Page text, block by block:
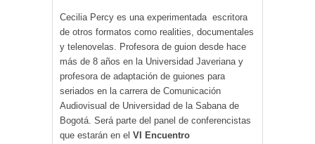
Cecilia Percy es una experimentada escritora
de otros formatos como realities, documentales
y telenovelas. Profesora de guion desde hace
más de 8 años en la Universidad Javeriana y
profesora de adaptación de guiones para
seriados en la carrera de Comunicación
Audiovisual de Universidad de la Sabana de
Bogotá. Será parte del panel de conferencistas
que estarán en el VI Encuentro